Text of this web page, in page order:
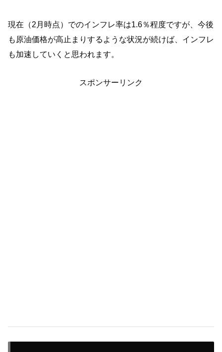
現在（2月時点）でのインフレ率は1.6％程度ですが、今後
も原油価格が高止まりするような状況が続けば、インフレ
も加速していくと思われます。
スポンサーリンク